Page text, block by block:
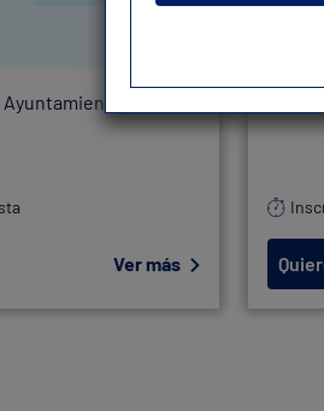
de
Ver más